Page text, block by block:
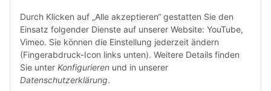
Durch Klicken auf „Alle akzeptieren“ gestatten Sie den
Einsatz folgender Dienste auf unserer Website: YouTube,
Vimeo. Sie können die Einstellung jederzeit ändern
(Fingerabdruck-Icon links unten). Weitere Details finden
Sie unter Konfigurieren und in unserer
Datenschutzerklärung.